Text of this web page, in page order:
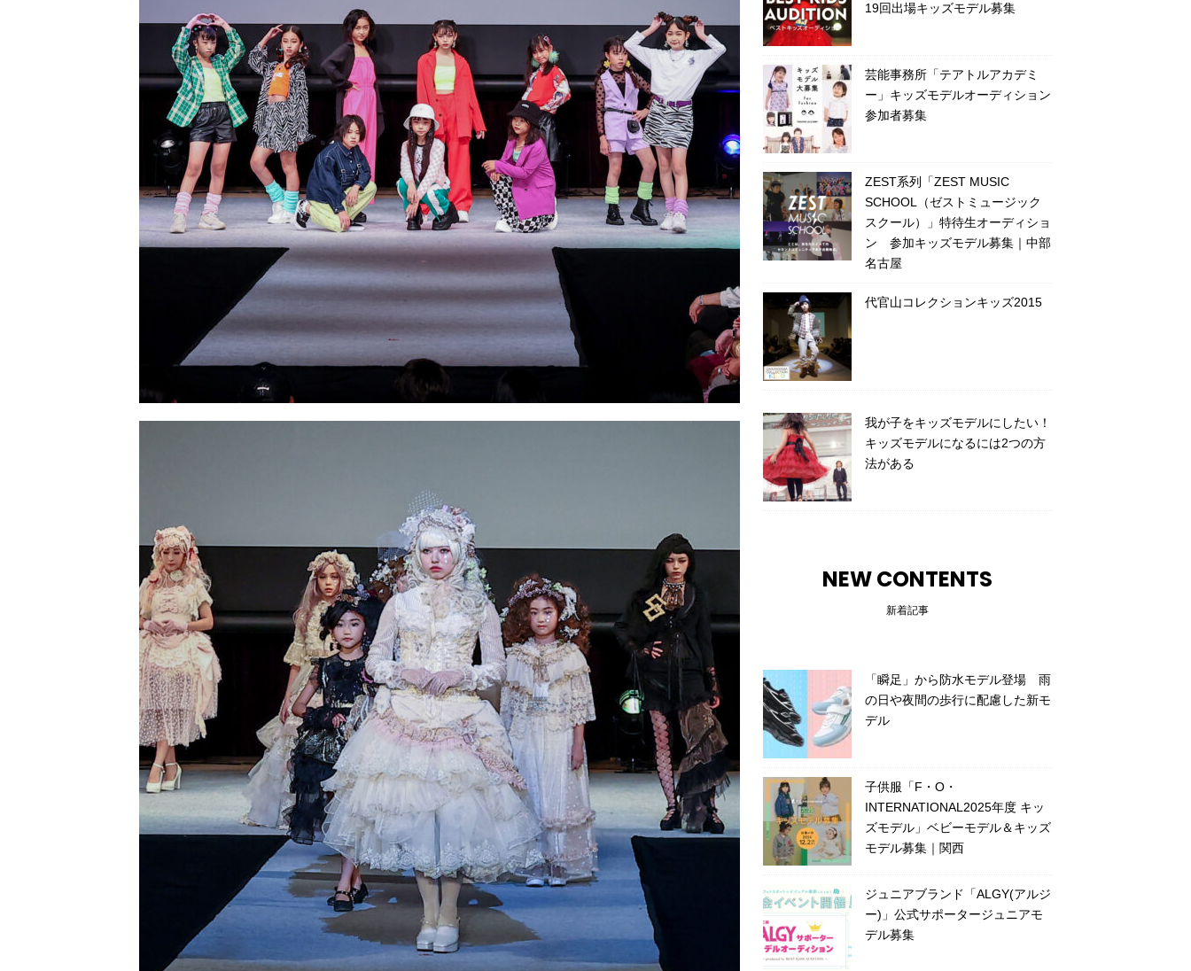
19回出場キッズモデル募集
芸能事務所「テアトルアカデミ
ー」キッズモデルオーディション
参加者募集
ZEST系列「ZEST MUSIC
SCHOOL（ゼストミュージック
スクール）」特待生オーディショ
ン 参加キッズモデル募集｜中部
名古屋
代官山コレクションキッズ2015
我が子をキッズモデルにしたい！
キッズモデルになるには2つの方
法がある
NEW CONTENTS
新着記事
「瞬足」から防水モデル登場 雨
の日や夜間の歩行に配慮した新モ
デル
子供服「F・O・
INTERNATIONAL2025年度 キッ
ズモデル」ベビーモデル＆キッズ
モデル募集｜関西
ジュニアブランド「ALGY(アルジ
ー)」公式サポータージュニアモ
デル募集